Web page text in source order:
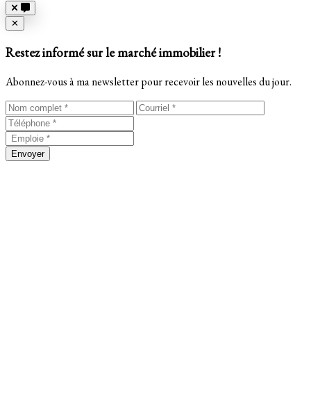
Close
✕
Restez informé sur le marché immobilier !
Abonnez-vous à ma newsletter pour recevoir les nouvelles du jour.
Envoyer